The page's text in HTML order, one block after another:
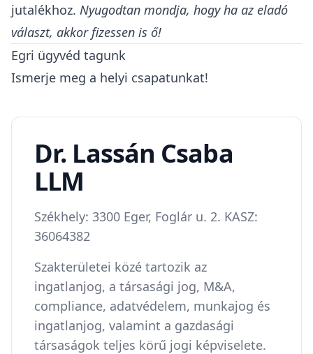
jutalékhoz. Nyugodtan mondja, hogy ha az eladó
választ, akkor fizessen is ő!
Egri ügyvéd tagunk
Ismerje meg a helyi csapatunkat!
Dr. Lassán Csaba
LLM
Székhely: 3300 Eger, Foglár u. 2. KASZ:
36064382
Szakterületei közé tartozik az
ingatlanjog, a társasági jog, M&A,
compliance, adatvédelem, munkajog és
ingatlanjog, valamint a gazdasági
társaságok teljes körű jogi képviselete.